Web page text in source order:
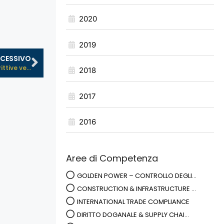
ve...
2020
2019
2018
2017
2016
Aree di Competenza
GOLDEN POWER – CONTROLLO DEGLI...
CONSTRUCTION & INFRASTRUCTURE ...
INTERNATIONAL TRADE COMPLIANCE
DIRITTO DOGANALE & SUPPLY CHAI...